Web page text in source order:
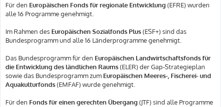
i
t
r
Für den Europäischen Fonds für regionale Entwicklung(EFRE) wurden
alle 16 Programme genehmigt.
Im Rahmen des Europäischen Sozialfonds Plus(ESF+) sind das
Bundesprogramm und alle 16 Länderprogramme genehmigt.
Das Bundesprogramm für den Europäischen Landwirtschaftsfonds für
die Entwicklung des ländlichen Raums(ELER) der Gap-Strategieplan
sowie das Bundesprogramm zum Europäischen Meeres-, Fischerei- und
Aquakulturfonds(EMFAF) wurde genehmigt.
Für den Fonds für einen gerechten Übergang(JTF) sind alle Programme